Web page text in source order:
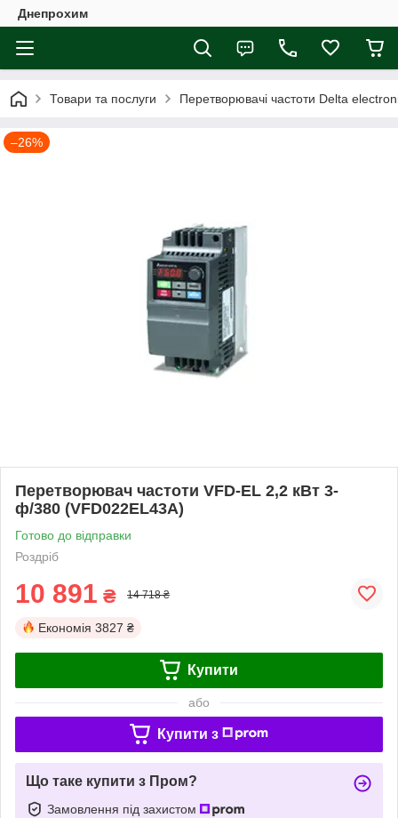
Днепрохим
Товари та послуги Перетворювачі частоти Delta
–26%
Перетворювач частоти VFD-EL 2,2 кВт 3-
ф/380 (VFD022EL43A)
Готово до відправки
Роздріб
10 891 ₴ 14 718 ₴
Економія 3827 ₴
Купити
або
Купити з
Що таке купити з Пром?
Замовлення під захистом